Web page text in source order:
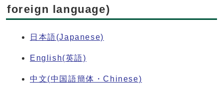
foreign language)
日本語(Japanese)
English(英語)
中文(中国語簡体・Chinese)